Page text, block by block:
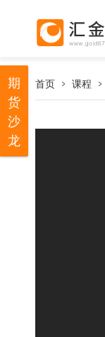
首页 课程
期
货
沙
龙